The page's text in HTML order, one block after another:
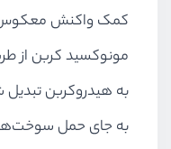
کمک واکنش معکوس
مونوکسید کربن از
به هیدروکربن
به جای حمل